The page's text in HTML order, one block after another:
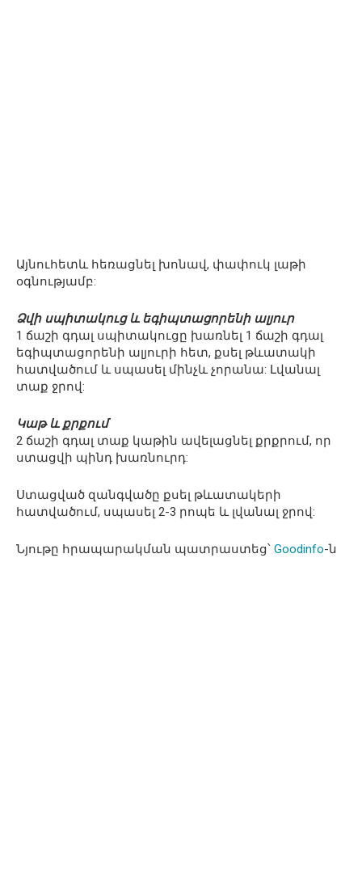
Այնուհետև հեռացնել խոնավ, փափուկ լաթի
օգնությամբ:
Ձվի սպիտակուց և եգիպտացորենի ալյուր
1 ճաշի գդալ սպիտակուցը խառնել 1 ճաշի գդալ
եգիպտացորենի ալյուրի հետ, քսել թևատակի
հատվածում և սպասել մինչև չորանա: Լվանալ
տաք ջրով:
Կաթ և քրքում
2 ճաշի գդալ տաք կաթին ավելացնել քրքրում, որ
ստացվի պինդ խառնուրդ:
Ստացված զանգվածը քսել թևատակերի
հատվածում, սպասել 2-3 րոպե և լվանալ ջրով:
Նյութը հրապարակման պատրաստեց՝ Goodinfo-ն